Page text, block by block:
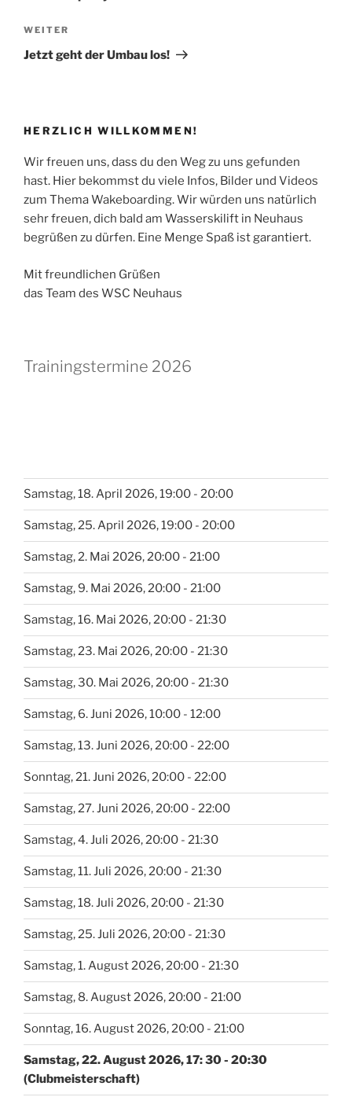
Nächster
Beitrag
WEITER
Jetzt geht der Umbau los!
HERZLICH WILLKOMMEN!
Wir freuen uns, dass du den Weg zu uns gefunden
hast. Hier bekommst du viele Infos, Bilder und Videos
zum Thema Wakeboarding. Wir würden uns natürlich
sehr freuen, dich bald am Wasserskilift in Neuhaus
begrüßen zu dürfen. Eine Menge Spaß ist garantiert.
Mit freundlichen Grüßen
das Team des WSC Neuhaus
Trainingstermine 2026
Samstag, 18. April 2026, 19:00 - 20:00
Samstag, 25. April 2026, 19:00 - 20:00
Samstag, 2. Mai 2026, 20:00 - 21:00
Samstag, 9. Mai 2026, 20:00 - 21:00
Samstag, 16. Mai 2026, 20:00 - 21:30
Samstag, 23. Mai 2026, 20:00 - 21:30
Samstag, 30. Mai 2026, 20:00 - 21:30
Samstag, 6. Juni 2026, 10:00 - 12:00
Samstag, 13. Juni 2026, 20:00 - 22:00
Sonntag, 21. Juni 2026, 20:00 - 22:00
Samstag, 27. Juni 2026, 20:00 - 22:00
Samstag, 4. Juli 2026, 20:00 - 21:30
Samstag, 11. Juli 2026, 20:00 - 21:30
Samstag, 18. Juli 2026, 20:00 - 21:30
Samstag, 25. Juli 2026, 20:00 - 21:30
Samstag, 1. August 2026, 20:00 - 21:30
Samstag, 8. August 2026, 20:00 - 21:00
Sonntag, 16. August 2026, 20:00 - 21:00
Samstag, 22. August 2026, 17: 30 - 20:30
(Clubmeisterschaft)